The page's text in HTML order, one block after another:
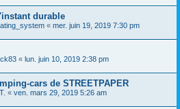
durable
« mer. juin 19, 2019 7:30 pm
« lun. juin 10, 2019 2:38 pm
cars de STREETPAPER
« ven. mars 29, 2019 5:26 am